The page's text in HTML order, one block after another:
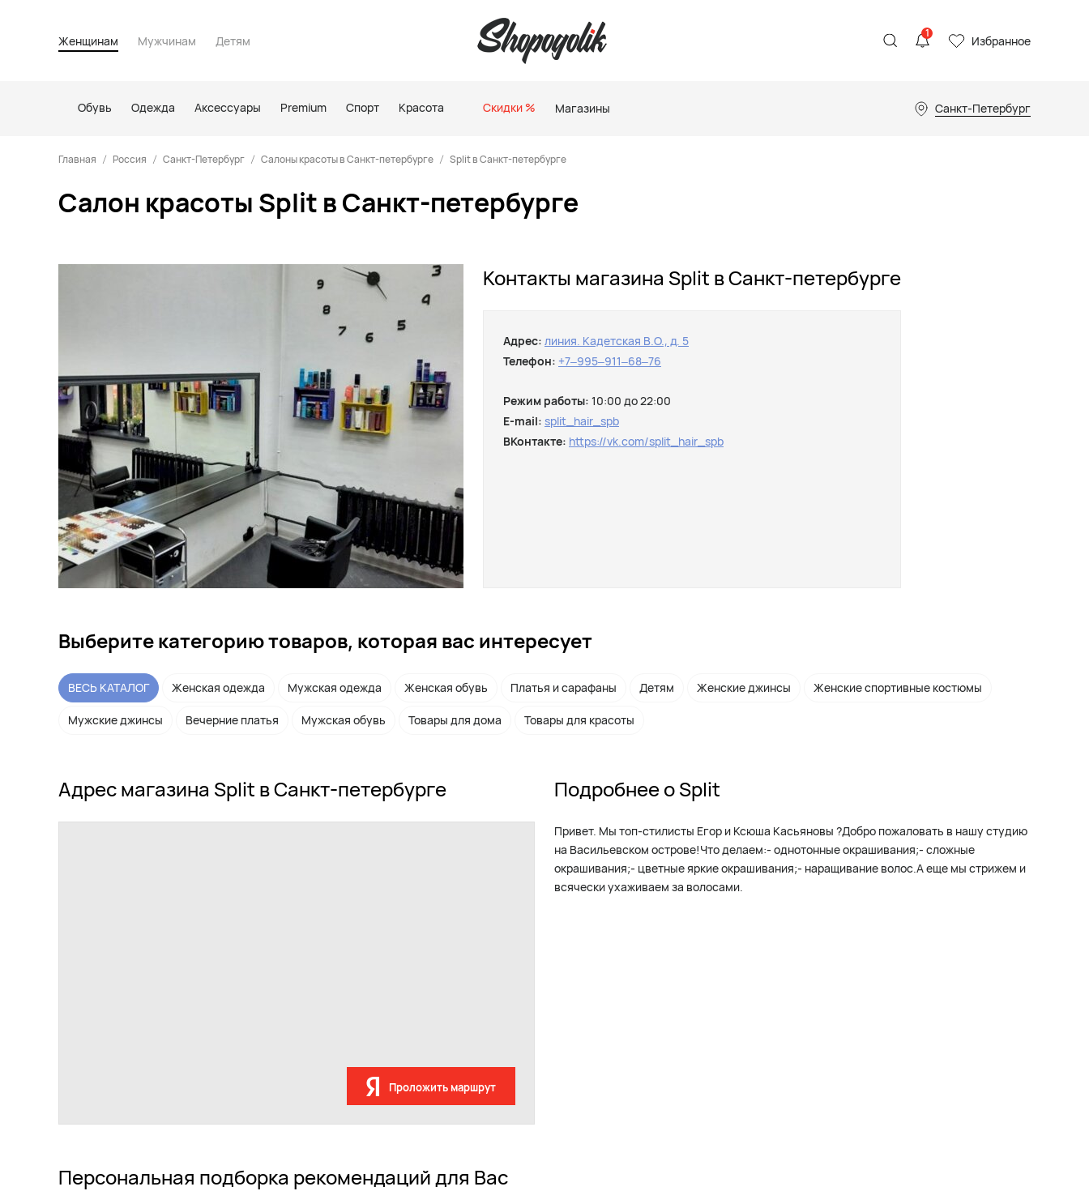
Женщинам Мужчинам Детям
1 Избранное
Обувь Одежда Аксессуары Premium Спорт Красота Скидки % Магазины Санкт-Петербург
Главная Россия Санкт-Петербург Салоны красоты в Санкт-петербурге Split в Санкт-петербурге
Салон красоты Split в Санкт-петербурге
Контакты магазина Split в Санкт-петербурге
Адрес: линия. Кадетская В.О., д. 5
Телефон: +7‒995‒911‒68‒76
Режим работы: 10:00 до 22:00
E-mail: split_hair_spb
ВКонтакте: https://vk.com/split_hair_spb
Выберите категорию товаров, которая вас интересует
ВЕСЬ КАТАЛОГ Женская одежда Мужская одежда Женская обувь Платья и сарафаны Детям Женские джинсы Женские спортивные костюмы
Мужские джинсы Вечерние платья Мужская обувь Товары для дома Товары для красоты
Адрес магазина Split в Санкт-петербурге
Проложить маршрут
Подробнее о Split
Привет. Мы топ-стилисты ‌Егор и Ксюша Касьяновы ?Добро пожаловать в нашу студию
на Васильевском острове!Что делаем:- однотонные окрашивания;- сложные
окрашивания;- цветные яркие окрашивания;- наращивание волос.А еще мы стрижем и
всячески ухаживаем за волосами.
Персональная подборка рекомендаций для Вас